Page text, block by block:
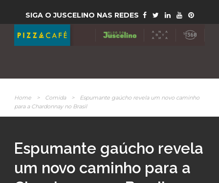
SIGA O JUSCELINO NAS REDES
Home > Comida >
Espumante gaúcho revela um novo caminho
para a Chardonnay no Brasil
Espumante gaúcho revela
um novo caminho para a